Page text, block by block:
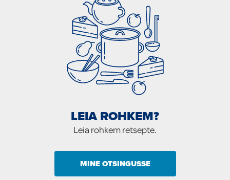
LEIA ROHKEM?
Leia rohkem retsepte.
MINE OTSINGUSSE